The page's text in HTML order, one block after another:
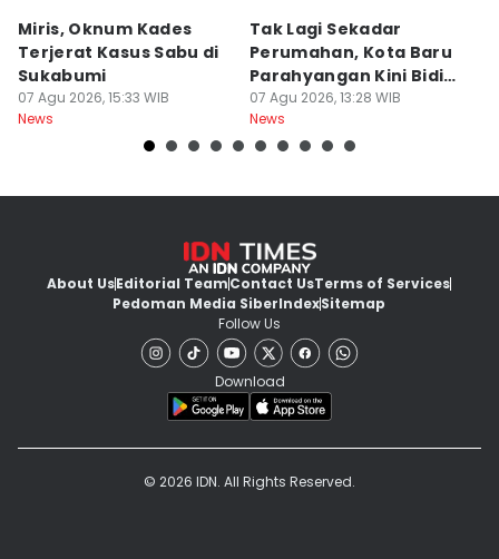
Miris, Oknum Kades
Terjerat Kasus Sabu di
Sukabumi
07 Agu 2026, 15:33 WIB
News
Tak Lagi Sekadar
Perumahan, Kota Baru
Parahyangan Kini Bidik
Wisatawan
07 Agu 2026, 13:28 WIB
News
About UsEditorial TeamContact UsTerms of Services
Pedoman Media SiberIndexSitemap
Follow Us
Download
© 2026 IDN. All Rights Reserved.